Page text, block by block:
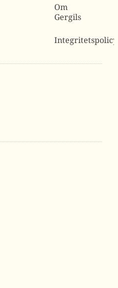
Om
Gergils
Integritetspolicy